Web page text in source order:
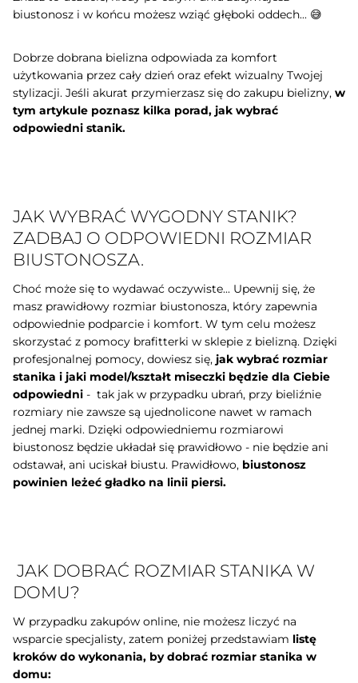
biustonosz i w końcu możesz wziąć głęboki oddech... 😅
Dobrze dobrana bielizna odpowiada za komfort
użytkowania przez cały dzień oraz efekt wizualny Twojej
stylizacji. Jeśli akurat przymierzasz się do zakupu bielizny, w
tym artykule poznasz kilka porad, jak wybrać
odpowiedni stanik.
JAK WYBRAĆ WYGODNY STANIK?
ZADBAJ O ODPOWIEDNI ROZMIAR
BIUSTONOSZA.
Choć może się to wydawać oczywiste... Upewnij się, że
masz prawidłowy rozmiar biustonosza, który zapewnia
odpowiednie podparcie i komfort. W tym celu możesz
skorzystać z pomocy brafitterki w sklepie z bielizną. Dzięki
profesjonalnej pomocy, dowiesz się, jak wybrać rozmiar
stanika i jaki model/kształt miseczki będzie dla Ciebie
odpowiedni - tak jak w przypadku ubrań, przy bieliźnie
rozmiary nie zawsze są ujednolicone nawet w ramach
jednej marki. Dzięki odpowiedniemu rozmiarowi
biustonosz będzie układał się prawidłowo - nie będzie ani
odstawał, ani uciskał biustu. Prawidłowo, biustonosz
powinien leżeć gładko na linii piersi.
JAK DOBRAĆ ROZMIAR STANIKA W
DOMU?
W przypadku zakupów online, nie możesz liczyć na
wsparcie specjalisty, zatem poniżej przedstawiam listę
kroków do wykonania, by dobrać rozmiar stanika w
domu: